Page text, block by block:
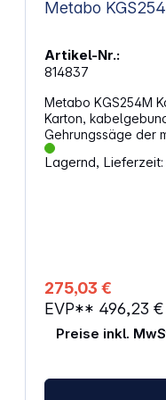
Metabo
Artikel-Nr.:
814837
Metabo KGS254M
Karton,
Gehrungssäge der
Zugfunktion ist ein
Heimwerker. Eigenschaften:
Ausführung aus
Einsatz Integrierter Spänefangtrichter für effiziente
Staubabsaugung Sanftanlauf Abnehmbare und
ausziehbare
des Werkstücks
Bedienelemente
Ergonomischer Griffbereich
Lagernd,
275,03 €
EVP** 496,23 €
Preise inkl.